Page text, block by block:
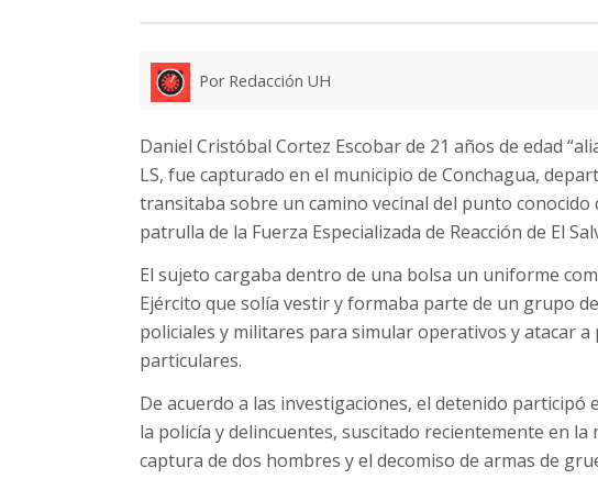
Por Redacción UH
Daniel Cristóbal Cortez Escobar de 21 años de edad
LS, fue capturado en el municipio de Conchagua,
transitaba sobre un camino vecinal del punto conocido
patrulla de la Fuerza Especializada de Reacción de El
El sujeto cargaba dentro de una bolsa un uniforme
Ejército que solía vestir y formaba parte de un grupo
policiales y militares para simular operativos y atacar
particulares.
De acuerdo a las investigaciones, el detenido
la policía y delincuentes, suscitado recientemente en la
captura de dos hombres y el decomiso de armas de